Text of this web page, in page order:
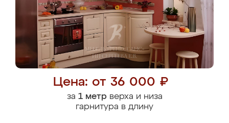
Цена: от 36 000 ₽
за 1 метрверха и низа
гарнитура в длину